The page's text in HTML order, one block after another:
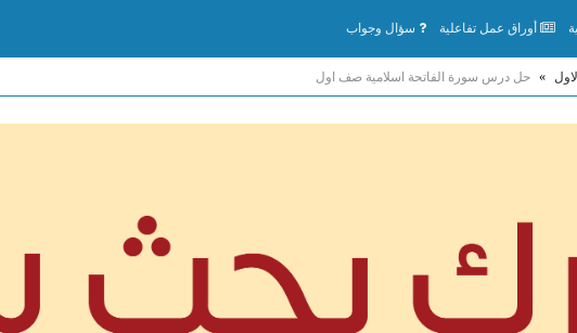
أوراق عمل تفاعلية سؤال وجواب
» حل درس سورة الفاتحة اسلامية صف اول